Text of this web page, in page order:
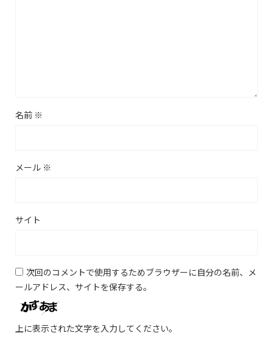
名前 ※
メール ※
サイト
次回のコメントで使用するためブラウザーに自分の名前、メ
ールアドレス、サイトを保存する。
上に表示された文字を入力してください。